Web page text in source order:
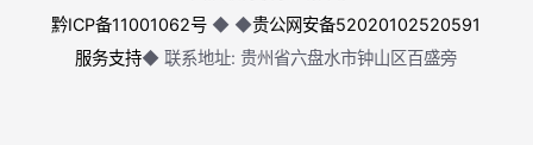
黔ICP备11001062号◆ ◆贵公网安备52020102520591
服务支持◆ 联系地址: 贵州省六盘水市钟山区百盛旁